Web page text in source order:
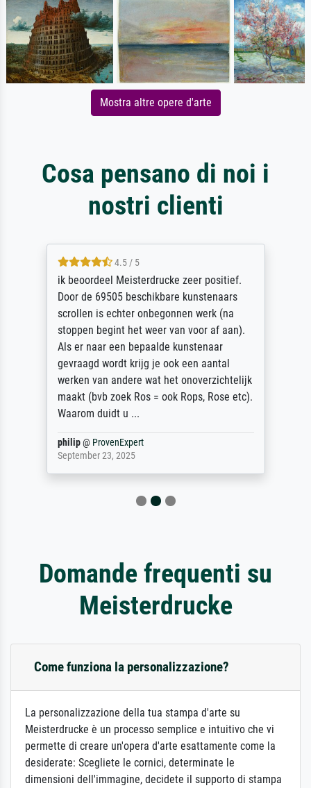
Mostra altre opere d'arte
Cosa pensano di noi i
nostri clienti
4.5 / 5
ik beoordeel Meisterdrucke zeer positief.
Door de 69505 beschikbare kunstenaars
scrollen is echter onbegonnen werk (na
stoppen begint het weer van voor af aan).
Als er naar een bepaalde kunstenaar
gevraagd wordt krijg je ook een aantal
werken van andere wat het onoverzichtelijk
maakt (bvb zoek Ros = ook Rops, Rose etc).
Waarom duidt u ...
philip@ ProvenExpert
September 23, 2025
Domande frequenti su
Meisterdrucke
Come funziona la personalizzazione?
La personalizzazione della tua stampa d'arte su
Meisterdrucke è un processo semplice e intuitivo che vi
permette di creare un'opera d'arte esattamente come la
desiderate: Scegliete le cornici, determinate le
dimensioni dell'immagine, decidete il supporto di stampa